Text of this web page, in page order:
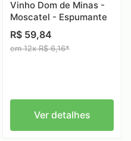
Vinho Dom de Minas -
Moscatel - Espumante
R$ 59,84
em 12x R$ 6,16*
Ver detalhes